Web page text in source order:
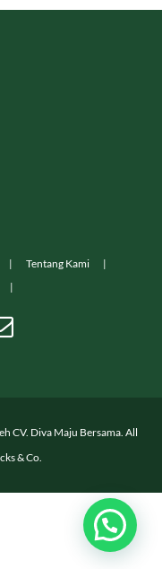
Tentang Kami
CV. Diva Maju Bersama. All
& Co.